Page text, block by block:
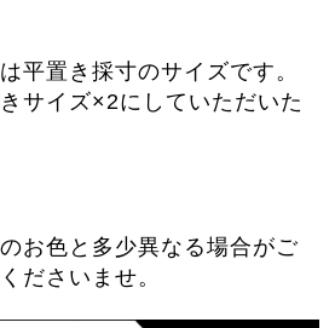
平置き採寸のサイズです。
サイズ×2にしていただいた
お色と多少異なる場合がご
ださいませ。